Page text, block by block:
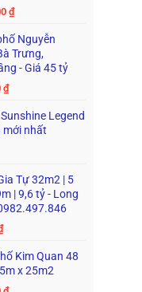
₫
Nguyễn
Trưng,
- Giá 45 tỷ
₫
Legend
mới nhất
Tự 32m2 | 5
| 9,6 tỷ - Long
Kim Quan 48
x 25m2